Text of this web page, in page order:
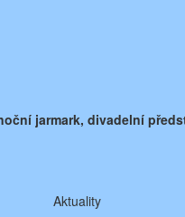
jarmark, divadelní
Aktuality